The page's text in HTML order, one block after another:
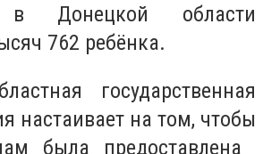
в Донецкой области
762 ребёнка.
государственная
настаивает на том, чтобы
была предоставлена